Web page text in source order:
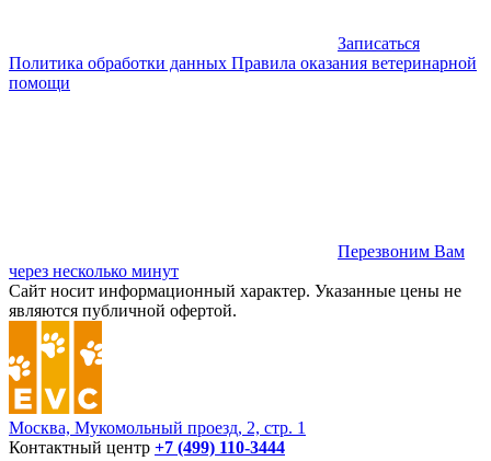
Записаться
Политика обработки данных Правила оказания ветеринарной
помощи
Перезвоним Вам
через несколько минут
Сайт носит информационный характер. Указанные цены не
являются публичной офертой.
Москва, Мукомольный проезд, 2, стр. 1
Контактный центр +7 (499) 110-3444